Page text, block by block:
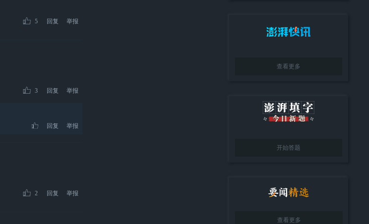
5 回复 举报
3 回复 举报
回复 举报
2 回复 举报
查看更多
开始答题
查看更多